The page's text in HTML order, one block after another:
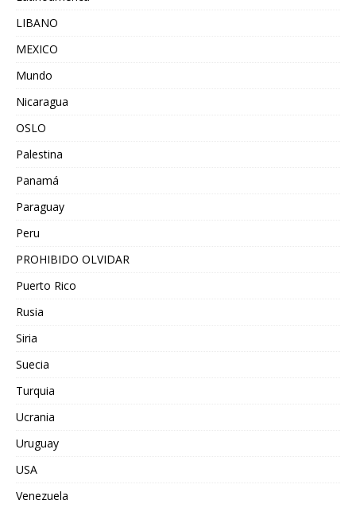
LIBANO
MEXICO
Mundo
Nicaragua
OSLO
Palestina
Panamá
Paraguay
Peru
PROHIBIDO OLVIDAR
Puerto Rico
Rusia
Siria
Suecia
Turquia
Ucrania
Uruguay
USA
Venezuela